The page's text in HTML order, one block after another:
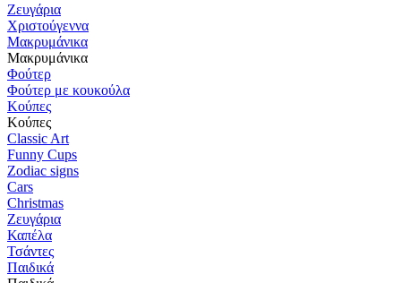
Ζευγάρια
Χριστούγεννα
Μακρυμάνικα
Μακρυμάνικα
Φούτερ
Φούτερ με κουκούλα
Κούπες
Κούπες
Classic Art
Funny Cups
Zodiac signs
Cars
Christmas
Ζευγάρια
Καπέλα
Τσάντες
Παιδικά